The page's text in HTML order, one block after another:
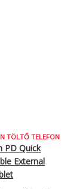
TÖLTŐ TELEFON
PD Quick
External